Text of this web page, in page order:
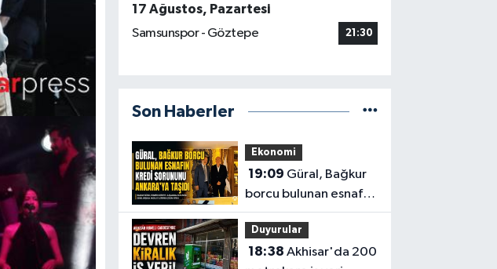
17 Ağustos, Pazartesi
Samsunspor - Göztepe
21:30
Son Haberler
Ekonomi
19:09
borcu bulunan esnafın
kredi sorununu
Ankara’ya taşıdı
Duyurular
18:38 Akhisar'da 200